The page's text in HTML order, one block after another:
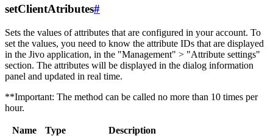
setClientAtributes#
Sets the values ​​of attributes that are configured in your account. To
set the values, you need to know the attribute IDs that are displayed
in the Jivo application, in the "Management" > "Attribute settings"
section. The attributes will be displayed in the dialog information
panel and updated in real time.
**Important: The method can be called no more than 10 times per
hour.
Name Type
Description